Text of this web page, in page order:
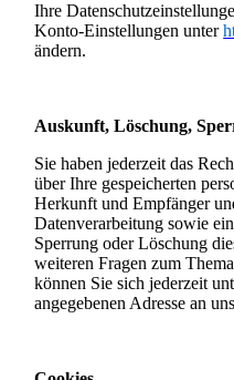
Ihre
Konto-Einstellungen unter
ändern.
Auskunft, Löschung,
Sie haben jederzeit das
über Ihre gespeicherten
Herkunft und Empfänger
Datenverarbeitung sowie
Sperrung oder Löschung
weiteren Fragen zum
können Sie sich jederzeit
angegebenen Adresse an